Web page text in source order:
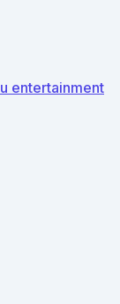
entertainment